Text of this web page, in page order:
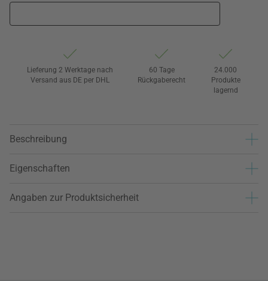
Lieferung 2 Werktage nach
Versand aus DE per DHL
60 Tage
Rückgaberecht
24.000
Produkte
lagernd
Beschreibung
Eigenschaften
Angaben zur Produktsicherheit